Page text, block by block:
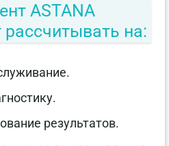
ASTANA
на:
результатов.